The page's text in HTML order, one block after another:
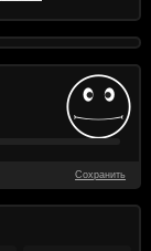
Сохранить